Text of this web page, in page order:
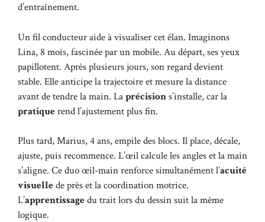
d’entraînement.
Un fil conducteur aide à visualiser cet élan. Imaginons
Lina, 8 mois, fascinée par un mobile. Au départ, ses yeux
papillotent. Après plusieurs jours, son regard devient
stable. Elle anticipe la trajectoire et mesure la distance
avant de tendre la main. Laprécisions’installe, car la
pratiquerend l’ajustement plus fin.
Plus tard, Marius, 4 ans, empile des blocs. Il place, décale,
ajuste, puis recommence. L’œil calcule les angles et la main
s’aligne. Ce duo œil-main renforce simultanément l’acuité
visuellede près et la coordination motrice.
L’apprentissagedu trait lors du dessin suit la même
logique.